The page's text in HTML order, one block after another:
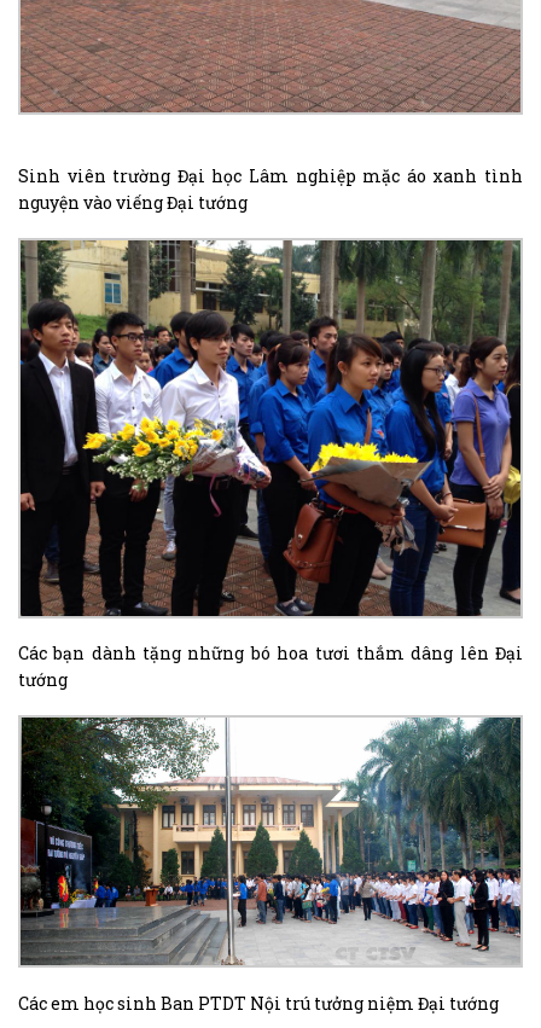
Sinh viên trường Đại học Lâm nghiệp mặc áo xanh tình
nguyện vào viếng Đại tướng
Các bạn dành tặng những bó hoa tươi thắm dâng lên Đại
tướng
Các em học sinh Ban PTDT Nội trú tưởng niệm Đại tướng